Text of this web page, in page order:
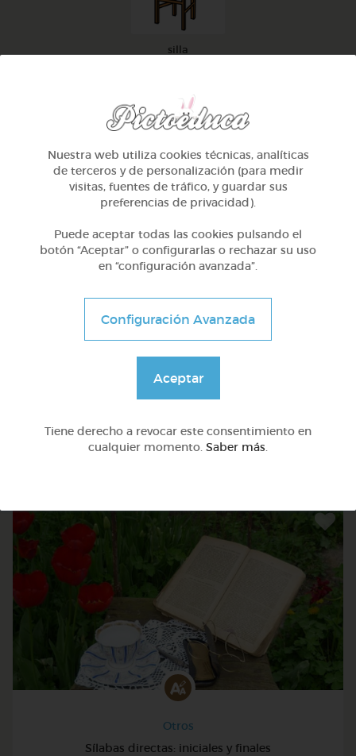
silla
Otros
Sílabas directas: iniciales y finales
Nuestra web utiliza cookies técnicas, analíticas
de terceros y de personalización (para medir
visitas, fuentes de tráfico, y guardar sus
preferencias de privacidad).
Puede aceptar todas las cookies pulsando el
botón “Aceptar” o configurarlas o rechazar su uso
en “configuración avanzada”.
Configuración Avanzada
Aceptar
Tiene derecho a revocar este consentimiento en
cualquier momento. Saber más.